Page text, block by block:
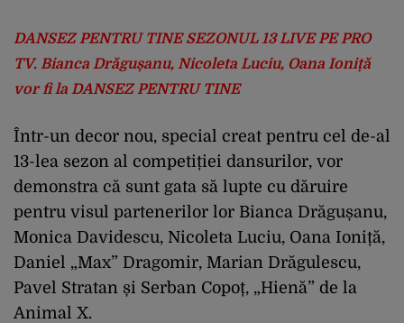
DANSEZ PENTRU TINE SEZONUL 13 LIVE PE PRO
TV. Bianca Drăgușanu, Nicoleta Luciu, Oana Ioniță
vor fi la DANSEZ PENTRU TINE
Într-un decor nou, special creat pentru cel de-al
13-lea sezon al competiției dansurilor, vor
demonstra că sunt gata să lupte cu dăruire
pentru visul partenerilor lor Bianca Drăgușanu,
Monica Davidescu, Nicoleta Luciu, Oana Ioniță,
Daniel „Max” Dragomir, Marian Drăgulescu,
Pavel Stratan și Serban Copoț, „Hienă” de la
Animal X.